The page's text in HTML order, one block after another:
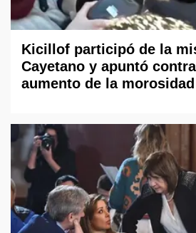
Kicillof participó de la
Cayetano y apuntó
aumento de la morosidad